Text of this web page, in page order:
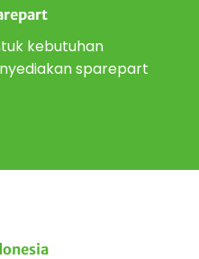
kebutuhan
sparepart